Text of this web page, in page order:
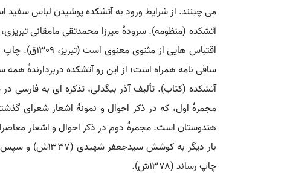
می چینند. از شرایط ورود به آتشکده پوشیدن لباس سفید
آتشکده (منظومه). سرودۀ میرزا محمدتقی مامقانی
اقتباس
ساقی نامه همراه است؛ از این رو آتشکده دربردارندۀ
مجمرۀ اول، که در ذکر احوال و نمونۀ اشعار شعرای
چاپ رساند (۱۳۷۸ش).